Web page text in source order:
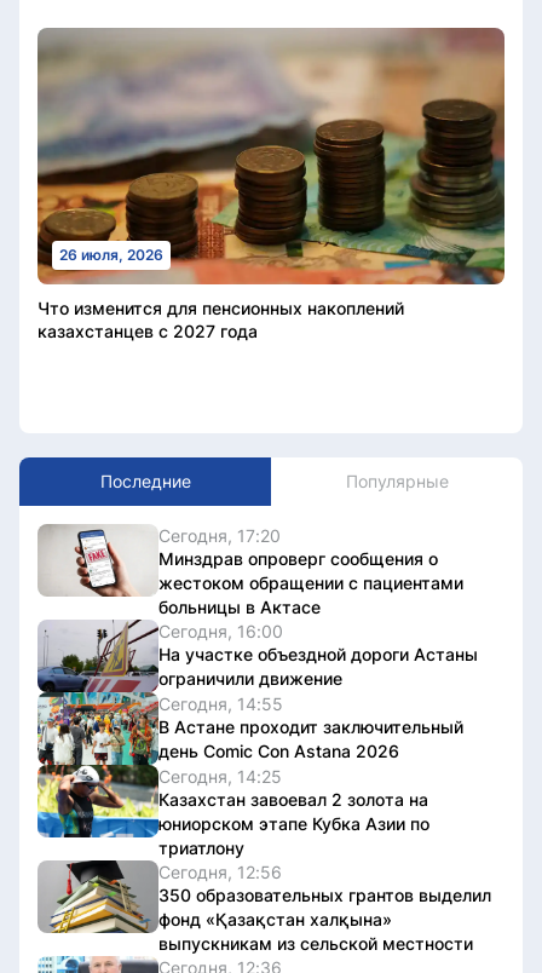
26 июля, 2026
Что изменится для пенсионных накоплений
казахстанцев с 2027 года
Последние Популярные
Сегодня, 17:20
Минздрав опроверг сообщения о
жестоком обращении с пациентами
больницы в Актасе
Сегодня, 16:00
На участке объездной дороги Астаны
ограничили движение
Сегодня, 14:55
В Астане проходит заключительный
день Comic Con Astana 2026
Сегодня, 14:25
Казахстан завоевал 2 золота на
юниорском этапе Кубка Азии по
триатлону
Сегодня, 12:56
350 образовательных грантов выделил
фонд «Қазақстан халқына»
выпускникам из сельской местности
Сегодня, 12:36